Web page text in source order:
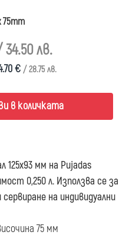
34.50 лв.
€ / 28.75 лв.
75mm
в количката
125х93 мм на Pujadas
0,250 л. Използва се за
на индивидуални
75 мм